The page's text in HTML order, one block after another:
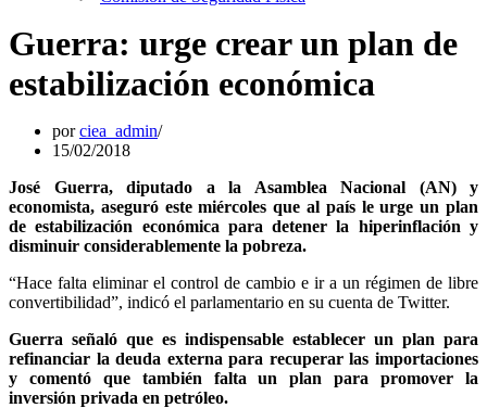
Guerra: urge crear un plan de
estabilización económica
porciea_admin
15/02/2018
José Guerra, diputado a la Asamblea Nacional (AN) y
economista, aseguró este miércoles que al país le urge un plan
de estabilización económica para detener la hiperinflación y
disminuir considerablemente la pobreza.
“Hace falta eliminar el control de cambio e ir a un régimen de libre
convertibilidad”, indicó el parlamentario en su cuenta de Twitter.
Guerra señaló que es indispensable establecer un plan para
refinanciar la deuda externa para recuperar las importaciones
y comentó que también falta un plan para promover la
inversión privada en petróleo.